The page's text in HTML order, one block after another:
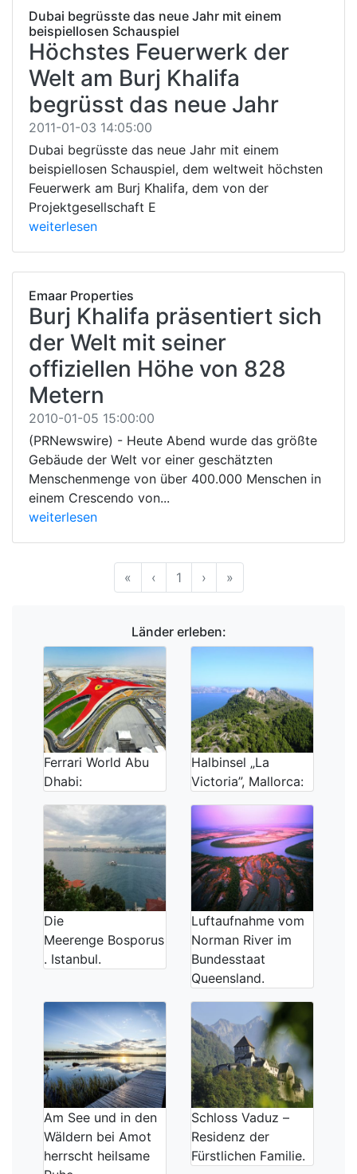
Dubai begrüsste das neue Jahr mit einem
beispiellosen Schauspiel
Höchstes Feuerwerk der
Welt am Burj Khalifa
begrüsst das neue Jahr
2011-01-03 14:05:00
Dubai begrüsste das neue Jahr mit einem
beispiellosen Schauspiel, dem weltweit höchsten
Feuerwerk am Burj Khalifa, dem von der
Projektgesellschaft E
weiterlesen
Emaar Properties
Burj Khalifa präsentiert sich
der Welt mit seiner
offiziellen Höhe von 828
Metern
2010-01-05 15:00:00
(PRNewswire) - Heute Abend wurde das größte
Gebäude der Welt vor einer geschätzten
Menschenmenge von über 400.000 Menschen in
einem Crescendo von...
weiterlesen
« Anfang
‹ Vorherige
1 ›Nächste
»Ende
Länder erleben:
Ferrari World Abu
Dhabi:
Halbinsel „La
Victoria”, Mallorca:
Die
Meerenge Bosporus
. Istanbul.
Luftaufnahme vom
Norman River im
Bundesstaat
Queensland.
Am See und in den
Wäldern bei Amot
herrscht heilsame
Schloss Vaduz –
Residenz der
Fürstlichen Familie.